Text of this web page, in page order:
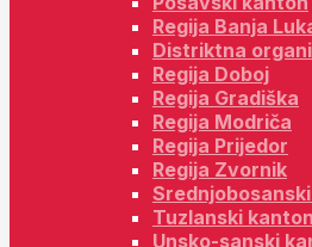
Regija Banja
Distriktna
Regija Doboj
Regija Gradiška
Regija Modriča
Regija Prijedor
Regija Zvornik
Tuzlanski kanton
Unsko-sanski